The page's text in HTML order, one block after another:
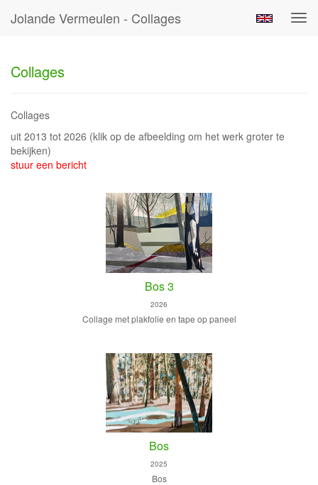
Jolande Vermeulen - Collages
Collages
Collages
uit 2013 tot 2026 (klik op de afbeelding om het werk groter te
bekijken)
stuur een bericht
Bos 3
2026
Collage met plakfolie en tape op paneel
Bos
2025
Bos